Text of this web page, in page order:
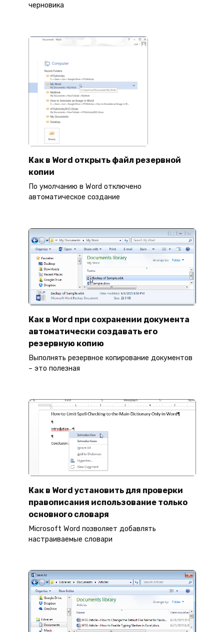
черновика
Как в Word открыть файл резервной
копии
По умолчанию в Word отключено
автоматическое создание
Как в Word при сохранении документа
автоматически создавать его
резервную копию
Выполнять резервное копирование документов
– это полезная
Как в Word установить для проверки
правописания использование только
основного словаря
Microsoft Word позволяет добавлять
настраиваемые словари